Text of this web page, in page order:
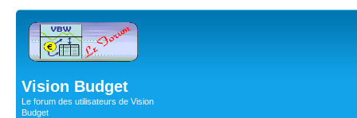
Vision Budget
Le forum des utilisateurs de Vision
Budget